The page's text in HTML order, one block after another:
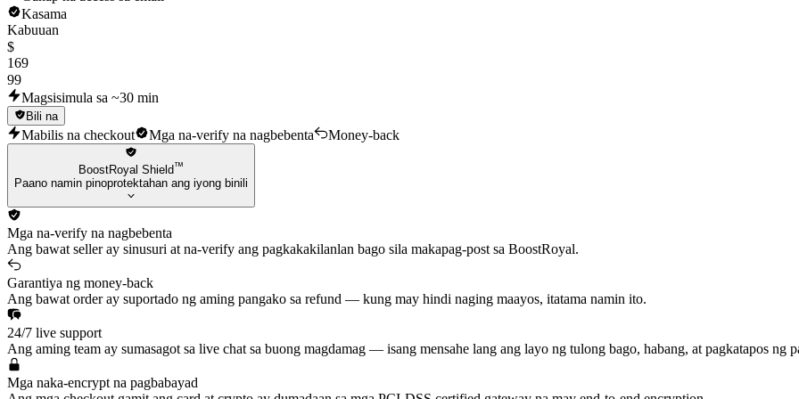
Kasama
Kabuuan
$
169
99
Magsisimula sa ~30 min
Bili na
Mabilis na checkout Mga na-verify na nagbebenta Money-back
BoostRoyal Shield™
Paano namin pinoprotektahan ang iyong binili
Mga na-verify na nagbebenta
Ang bawat seller ay sinusuri at na-verify ang pagkakakilanlan bago sila makapag-post sa BoostRoyal.
Garantiya ng money-back
Ang bawat order ay suportado ng aming pangako sa refund — kung may hindi naging maayos, itatama namin ito.
24/7 live support
Ang aming team ay sumasagot sa live chat sa buong magdamag — isang mensahe lang ang layo ng tulong bago, habang, at pagkatapos ng
Mga naka-encrypt na pagbabayad